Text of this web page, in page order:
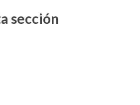
sección